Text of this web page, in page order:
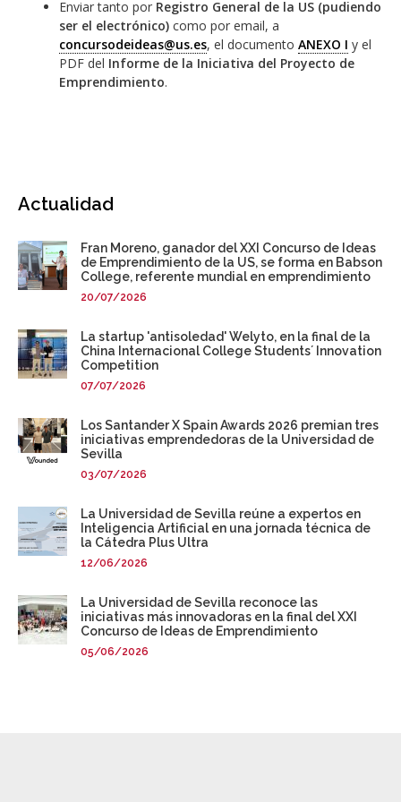
Enviar tanto por Registro General de la US (pudiendo
ser el electrónico)como por email, a
concursodeideas@us.es, el documento ANEXO I y el
PDF del Informe de la Iniciativa del Proyecto de
Emprendimiento.
Actualidad
Fran Moreno, ganador del XXI Concurso de Ideas
de Emprendimiento de la US, se forma en Babson
College, referente mundial en emprendimiento
20/07/2026
La startup 'antisoledad' Welyto, en la final de la
China Internacional College Students´ Innovation
Competition
07/07/2026
Los Santander X Spain Awards 2026 premian tres
iniciativas emprendedoras de la Universidad de
Sevilla
03/07/2026
La Universidad de Sevilla reúne a expertos en
Inteligencia Artificial en una jornada técnica de
la Cátedra Plus Ultra
12/06/2026
La Universidad de Sevilla reconoce las
iniciativas más innovadoras en la final del XXI
Concurso de Ideas de Emprendimiento
05/06/2026